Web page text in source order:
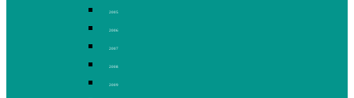
2005
2006
2007
2008
2009